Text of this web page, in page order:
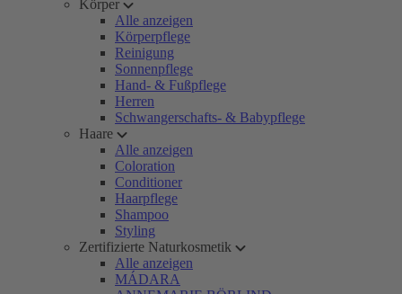
Körper
Alle anzeigen
Körperpflege
Reinigung
Sonnenpflege
Hand- & Fußpflege
Herren
Schwangerschafts- & Babypflege
Haare
Alle anzeigen
Coloration
Conditioner
Haarpflege
Shampoo
Styling
Zertifizierte Naturkosmetik
Alle anzeigen
MÁDARA